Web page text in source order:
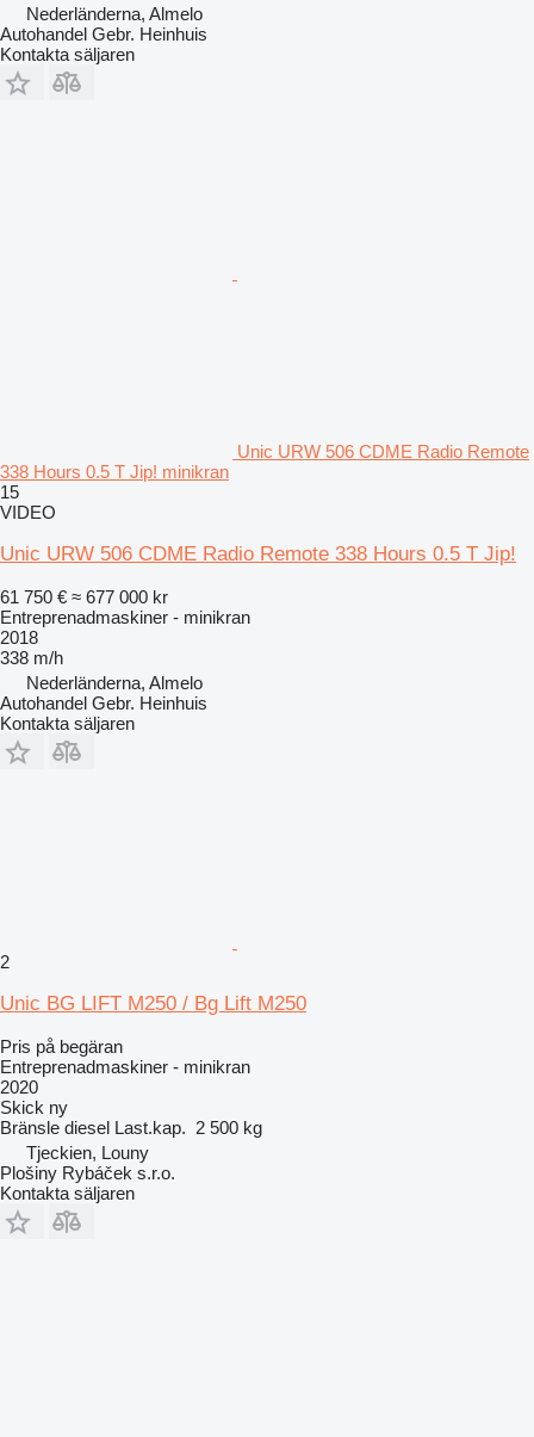
Nederländerna, Almelo
Autohandel Gebr. Heinhuis
Kontakta säljaren
Unic URW 506 CDME Radio Remote
338 Hours 0.5 T Jip! minikran
15
VIDEO
Unic URW 506 CDME Radio Remote 338 Hours 0.5 T Jip!
61 750 € ≈ 677 000 kr
Entreprenadmaskiner - minikran
2018
338 m/h
Nederländerna, Almelo
Autohandel Gebr. Heinhuis
Kontakta säljaren
2
Unic BG LIFT M250 / Bg Lift M250
Pris på begäran
Entreprenadmaskiner - minikran
2020
Skick ny
Bränsle diesel Last.kap. 2 500 kg
Tjeckien, Louny
Plošiny Rybáček s.r.o.
Kontakta säljaren